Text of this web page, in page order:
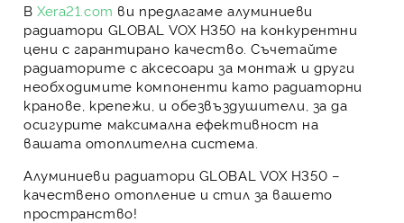
ВXera21.com ви предлагамеалуминиеви
радиатори GLOBAL VOX H350 на конкурентни
цени с гарантирано качество. Съчетайте
радиаторите с аксесоари за монтаж и други
необходимите компоненти като радиаторни
кранове крепежи , иобезвъздушители , за да
осигурите максимална ефективност на
вашата отоплителна система.
Алуминиеви радиатори GLOBAL VOX H350 –
качествено отопление и стил за вашето
пространство!